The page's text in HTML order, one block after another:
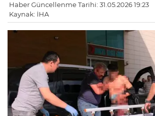
Haber Güncellenme Tarihi: 31.05.2026 19:23
Kaynak: İHA